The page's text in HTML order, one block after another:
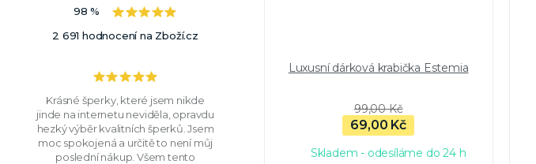
98 %
2 691 hodnocení na Zboží.cz
Krásné šperky, které jsem nikde
jinde na internetu neviděla, opravdu
hezký výběr kvalitních šperků. Jsem
moc spokojená a určitě to není můj
poslední nákup. Všem tento
Luxusní dárková krabička Estemia
99,00 Kč
69,00 Kč
Skladem - odesíláme do 24 h